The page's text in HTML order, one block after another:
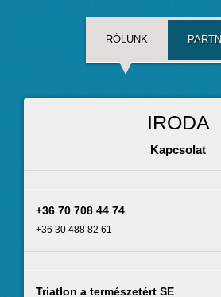
RÓLUNK
IRODA
Kapcsolat
+36 70 708 44 74
+36 30 488 82 61
Triatlon a természetért SE